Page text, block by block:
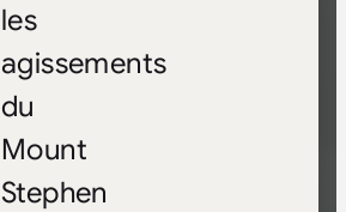
les
agissements
du
Mount
Stephen